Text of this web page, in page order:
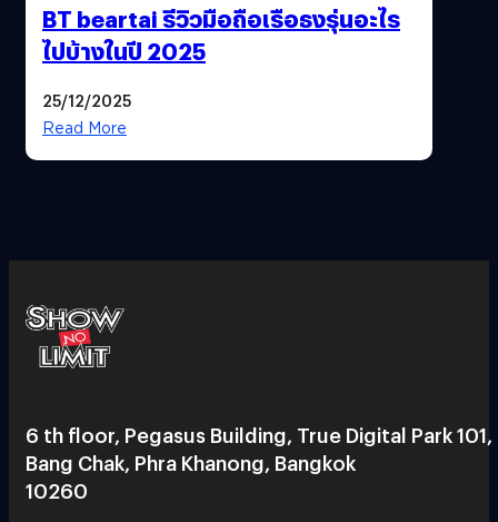
BT beartai รีวิวมือถือเรือธงรุ่นอะไร
ไปบ้างในปี 2025
25/12/2025
Read More
6 th floor, Pegasus Building, True Digital Park 101,
Bang Chak, Phra Khanong, Bangkok
10260